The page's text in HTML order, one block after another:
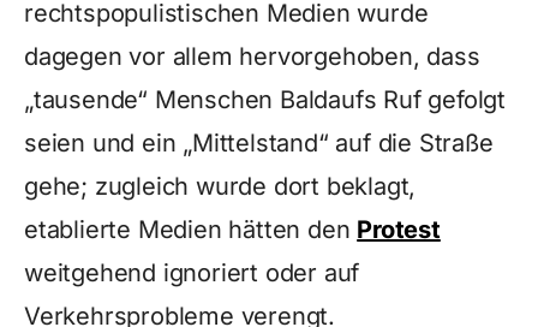
rechtspopulistischen Medien wurde
dagegen vor allem hervorgehoben, dass
„tausende“ Menschen Baldaufs Ruf gefolgt
seien und ein „Mittelstand“ auf die Straße
gehe; zugleich wurde dort beklagt,
etablierte Medien hätten den Protest
weitgehend ignoriert oder auf
Verkehrsprobleme verengt.